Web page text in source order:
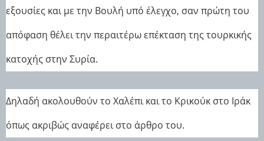
εξουσίες και με την Βουλή υπό έλεγχο, σαν πρώτη του
απόφαση θέλει την περαιτέρω επέκταση της τουρκικής
κατοχής στην Συρία.
Δηλαδή ακολουθούν το Χαλέπι και το Κρικούκ στο Ιράκ
όπως ακριβώς αναφέρει στο άρθρο του.